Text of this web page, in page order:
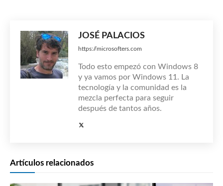
JOSÉ PALACIOS
https://microsofters.com
Todo esto empezó con Windows 8
y ya vamos por Windows 11. La
tecnología y la comunidad es la
mezcla perfecta para seguir
después de tantos años.
Artículos relacionados